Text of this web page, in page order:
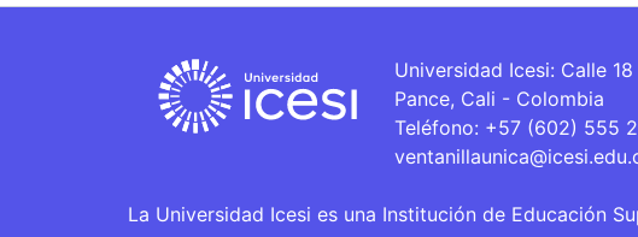
Universidad Icesi: Calle
Pance, Cali - Colombia
Teléfono: +57 (602) 555
La Universidad Icesi es una Institución de Educación